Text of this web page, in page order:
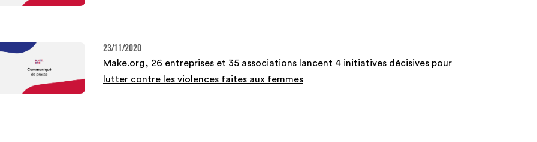
23/11/2020
Make.org, 26 entreprises et 35 associations lancent 4 initiatives décisives pour
lutter contre les violences faites aux femmes